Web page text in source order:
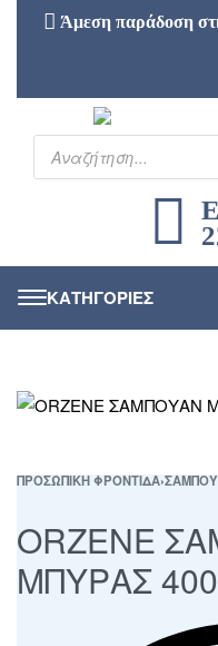
Άμεση παράδοση
ΠΡΟΣΩΠΙΚΗ ΦΡΟΝΤΙΔΑ›
ORZENE
ΜΠΥΡΑΣ